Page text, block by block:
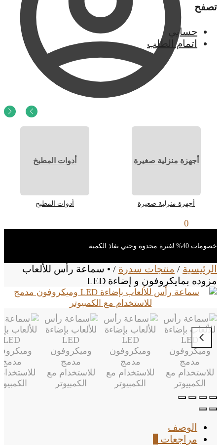
تصفح
حسابي
اتمام الطلب
أجهزة منزلية صغيرة
أجهزة منزلية صغيرة
أدوات المطبخ
أدوات المطبخ
0
خصومات 40% لفترة محدوة وحتي نفاذ الكمية
الرئيسية / منتجات سدرة / • سماعة رأس للألعاب
مزوده بمايكروفون و إضاءة LED
الوصف
مراجعات